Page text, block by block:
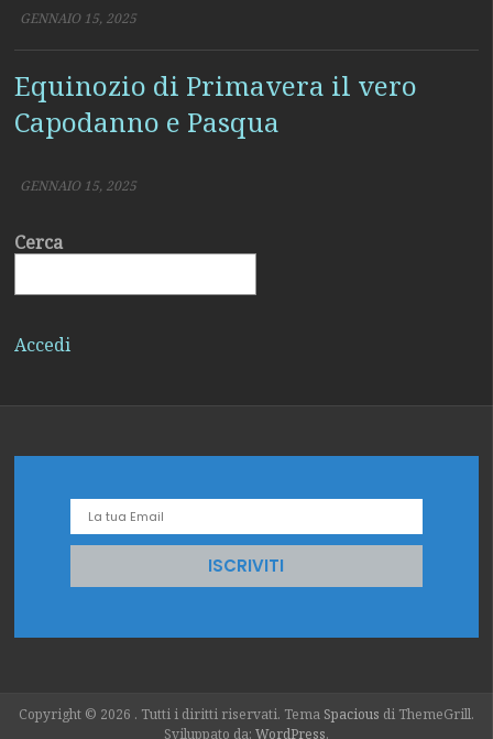
GENNAIO 15, 2025
Equinozio di Primavera il vero
Capodanno e Pasqua
GENNAIO 15, 2025
Il Vangelo di Tommaso
La Madonna Nera Un
mistero divino velato
di oscurità
Cerca
Accedi
Copyright © 2026 . Tutti i diritti riservati. Tema Spacious di ThemeGrill.
Sviluppato da: WordPress.